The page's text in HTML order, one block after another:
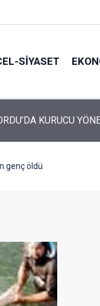
SIYASET
KURUCU
genç öldü